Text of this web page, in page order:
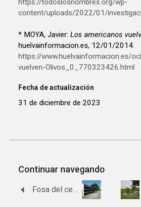
https://todoslosnombres.org/wp-
content/uploads/2022/01/
* MOYA, Javier:Los americanos
huelvainformacion.es, 12/01/2014.
https://www.huelvainformacion.es/
vuelven-Olivos_0_770323426.html
Fecha de actualización
31 de diciembre de 2023
Continuar navegando
Fosa del cementerio de Los Marines.